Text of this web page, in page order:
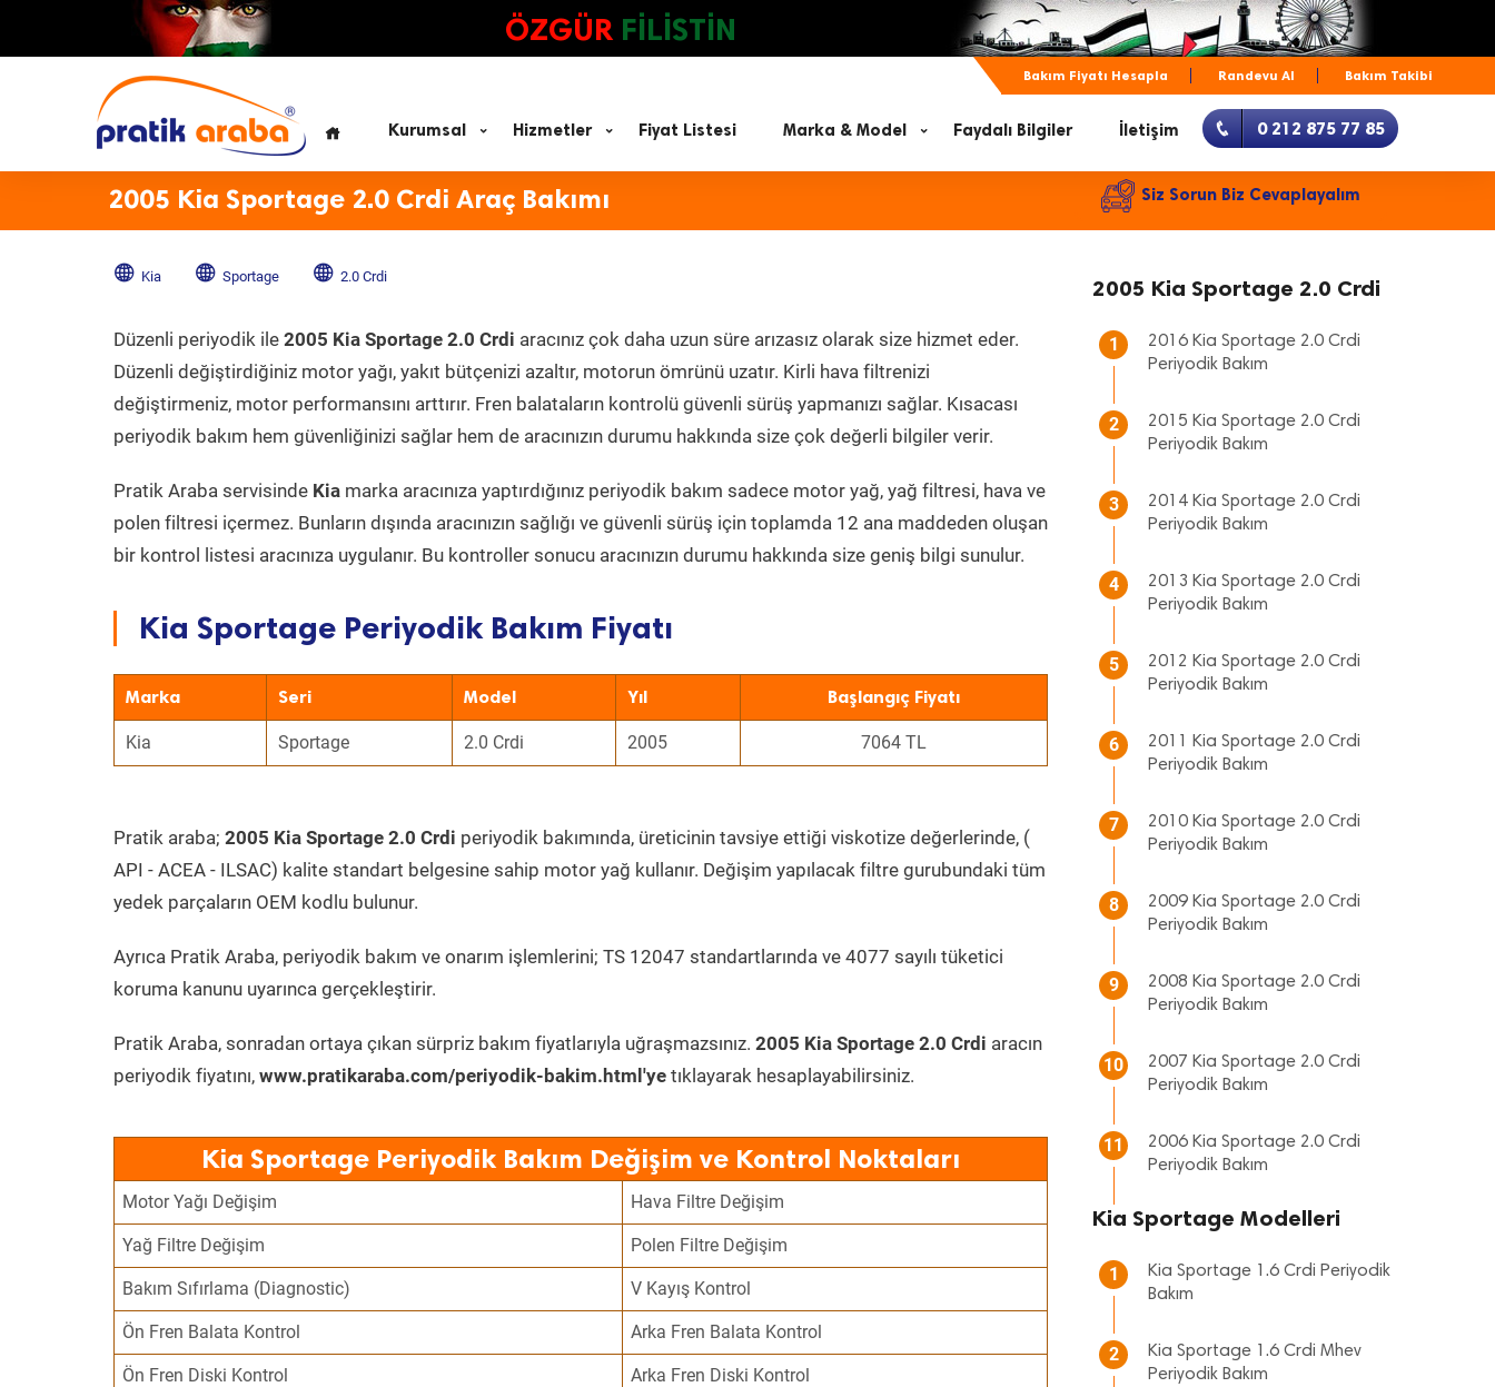
ÖZGÜR FİLİSTİN
Bakım Fiyatı Hesapla Randevu Al Bakım Takibi
Kurumsal Hizmetler Fiyat Listesi Marka & Model Faydalı Bilgiler İletişim 0 212 875 77 85
2005 Kia Sportage 2.0 Crdi Araç Bakımı Siz Sorun Biz Cevaplayalım
Kia Sportage 2.0 Crdi
Düzenli periyodik ile 2005 Kia Sportage 2.0 Crdi aracınız çok daha uzun süre arızasız olarak size hizmet eder.
Düzenli değiştirdiğiniz motor yağı, yakıt bütçenizi azaltır, motorun ömrünü uzatır. Kirli hava filtrenizi
değiştirmeniz, motor performansını arttırır. Fren balataların kontrolü güvenli sürüş yapmanızı sağlar. Kısacası
periyodik bakım hem güvenliğinizi sağlar hem de aracınızın durumu hakkında size çok değerli bilgiler verir.
Pratik Araba servisinde Kia marka aracınıza yaptırdığınız periyodik bakım sadece motor yağ, yağ filtresi, hava ve
polen filtresi içermez. Bunların dışında aracınızın sağlığı ve güvenli sürüş için toplamda 12 ana maddeden oluşan
bir kontrol listesi aracınıza uygulanır. Bu kontroller sonucu aracınızın durumu hakkında size geniş bilgi sunulur.
Kia Sportage Periyodik Bakım Fiyatı
Marka Seri Model Yıl Başlangıç Fiyatı
Kia Sportage 2.0 Crdi 2005 7064 TL
Pratik araba; 2005 Kia Sportage 2.0 Crdi periyodik bakımında, üreticinin tavsiye ettiği viskotize değerlerinde, (
API - ACEA - ILSAC) kalite standart belgesine sahip motor yağ kullanır. Değişim yapılacak filtre gurubundaki tüm
yedek parçaların OEM kodlu bulunur.
Ayrıca Pratik Araba, periyodik bakım ve onarım işlemlerini; TS 12047 standartlarında ve 4077 sayılı tüketici
koruma kanunu uyarınca gerçekleştirir.
Pratik Araba, sonradan ortaya çıkan sürpriz bakım fiyatlarıyla uğraşmazsınız. 2005 Kia Sportage 2.0 Crdi aracın
periyodik fiyatını, www.pratikaraba.com/periyodik-bakim.html'ye tıklayarak hesaplayabilirsiniz.
Kia Sportage Periyodik Bakım Değişim ve Kontrol Noktaları
Motor Yağı Değişim Hava Filtre Değişim
Yağ Filtre Değişim Polen Filtre Değişim
Bakım Sıfırlama (Diagnostic) V Kayış Kontrol
Ön Fren Balata Kontrol Arka Fren Balata Kontrol
Ön Fren Diski Kontrol Arka Fren Diski Kontrol
2005 Kia Sportage 2.0 Crdi
1
2016 Kia Sportage 2.0 Crdi
Periyodik Bakım
2
2015 Kia Sportage 2.0 Crdi
Periyodik Bakım
3
2014 Kia Sportage 2.0 Crdi
Periyodik Bakım
4
2013 Kia Sportage 2.0 Crdi
Periyodik Bakım
5
2012 Kia Sportage 2.0 Crdi
Periyodik Bakım
6
2011 Kia Sportage 2.0 Crdi
Periyodik Bakım
7
2010 Kia Sportage 2.0 Crdi
Periyodik Bakım
8
2009 Kia Sportage 2.0 Crdi
Periyodik Bakım
9
2008 Kia Sportage 2.0 Crdi
Periyodik Bakım
10
2007 Kia Sportage 2.0 Crdi
Periyodik Bakım
11
2006 Kia Sportage 2.0 Crdi
Periyodik Bakım
Kia Sportage Modelleri
1
Kia Sportage 1.6 Crdi Periyodik
Bakım
2
Kia Sportage 1.6 Crdi Mhev
Periyodik Bakım